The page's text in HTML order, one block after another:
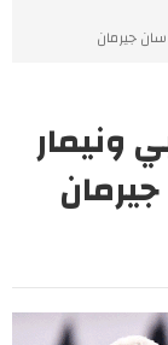
جيرمان
ونيمار